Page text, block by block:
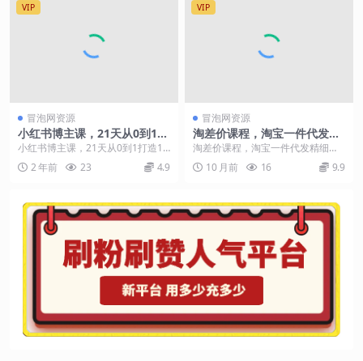
VIP
冒泡网资源
小红书博主课，21天从0到1打
造1个能赚钱的红薯号，适用
小红书博主课，21天从0到1打造1
个能赚钱的红薯号，适用于新手小
白 从0到1打造...
2 年前 23 4.9
VIP
冒泡网资源
淘差价课程，淘宝一件代发精
细化运营模式，不囤货低成本
淘差价课程，淘宝一件代发精细化
运营模式，不囤货低成本做电商
（更新10月） 市面上...
10 月前 16 9.9